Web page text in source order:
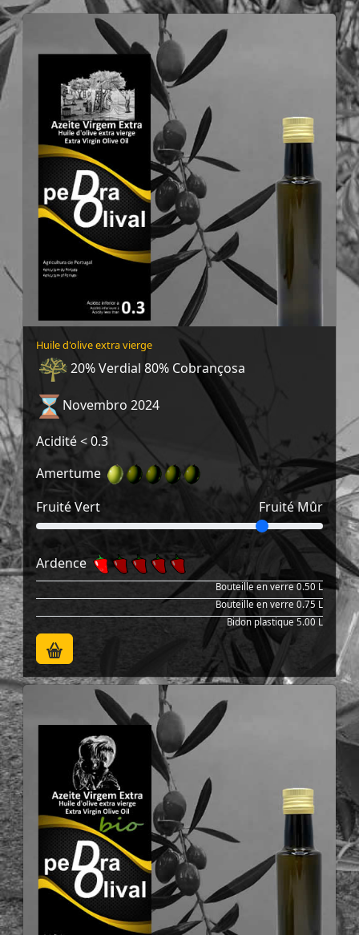
Huile d'olive extra vierge
20% Verdial 80% Cobrançosa
Novembro 2024
Acidité< 0.3
Amertume
Fruité Vert
Fruité Mûr
Ardence
Bouteille en verre0.50 L
Bouteille en verre 0.75 L
Bidon plastique 5.00 L